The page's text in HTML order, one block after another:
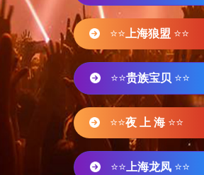
⭐⭐ 上海狼盟 ⭐⭐
⭐⭐贵族宝贝 ⭐⭐
⭐⭐夜 上 海 ⭐⭐
⭐⭐ 上海龙凤 ⭐⭐